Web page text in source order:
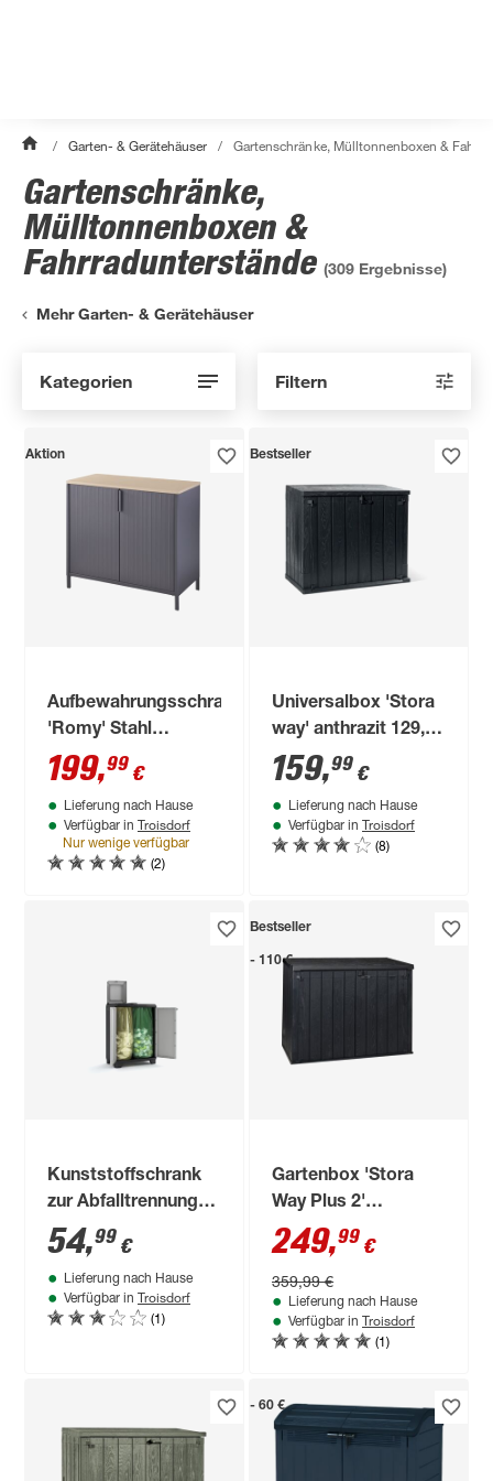
/ Garten- & Gerätehäuser / Gartenschränke, Mülltonnenboxen &
Gartenschränke,
Mülltonnenboxen &
Fahrradunterstände (309 Ergebnisse)
Mehr Garten- & Gerätehäuser
Kategorien Filtern
Aktion
Aufbewahrungsschrank
'Romy' Stahl
anthrazit 90 x 46,5 x
86 cm
199,99 €
Lieferung nach Hause
Verfügbar in Troisdorf
Nur wenige verfügbar
(2)
Bestseller
Universalbox 'Stora
way' anthrazit 129,5
x 111 x 74,5 cm
159,99 €
Lieferung nach Hause
Verfügbar in Troisdorf
(8)
Kunststoffschrank
zur Abfalltrennung
'Split'
54,99 €
Lieferung nach Hause
Verfügbar in Troisdorf
(1)
Bestseller
- 110 €
Gartenbox 'Stora
Way Plus 2'
Polypropylen
anthrazit 178 x 140 x
109 cm
249,99 €
359,99 €
Lieferung nach Hause
Verfügbar in Troisdorf
(1)
- 60 €